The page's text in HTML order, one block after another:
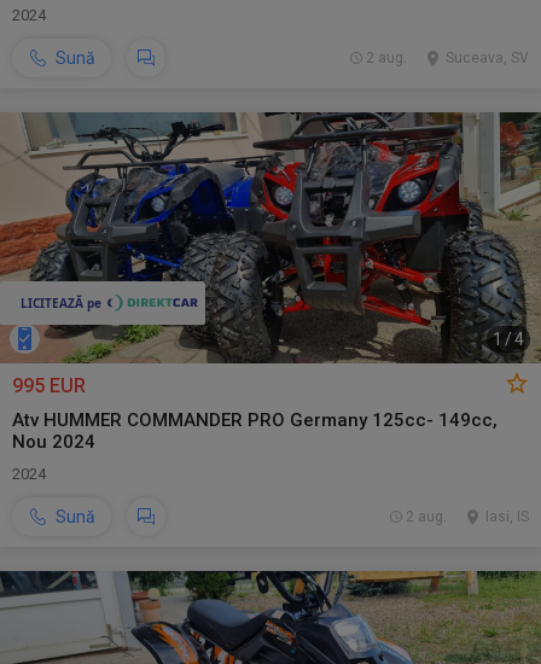
2024
Sună Suceava, SV
2 aug.
1 /4
995 EUR
Atv HUMMER COMMANDER PRO Germany 125cc- 149cc,
Nou 2024
2024
Sună Iasi, IS
2 aug.